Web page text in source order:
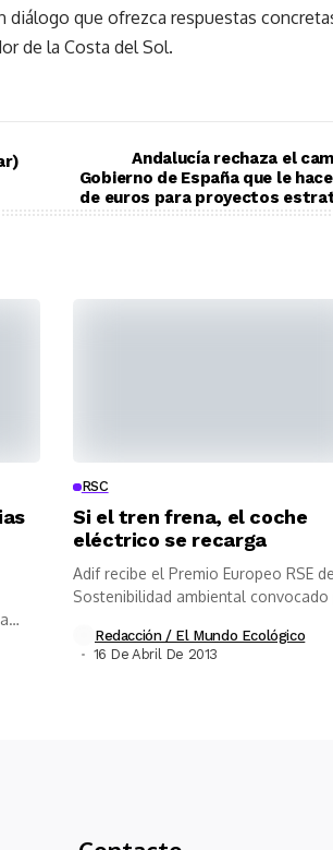
que ofrezca respuestas
de la Costa del Sol.
Andalucía rechaza el
Gobierno de España que le
de euros para proyectos
RSC
Si el tren frena, el coche
eléctrico se recarga
Adif recibe el Premio Europeo RSE de
Sostenibilidad ambiental convocado
Redacción / El Mundo Ecológico
16 De Abril De 2013